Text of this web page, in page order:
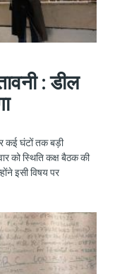
: डील
कई घंटों तक बड़ी
को स्थिति कक्ष बैठक की
इसी विषय पर